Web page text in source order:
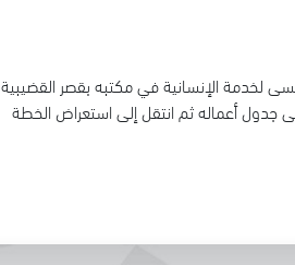
لخدمة الإنسانية في مكتبه بقصر القضيبية
جدول أعماله ثم انتقل إلى استعراض الخطة